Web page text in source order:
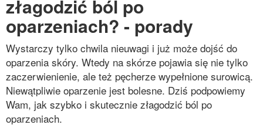
złagodzić ból po
oparzeniach? - porady
Wystarczy tylko chwila nieuwagi i już może dojść do
oparzenia skóry. Wtedy na skórze pojawia się nie tylko
zaczerwienienie, ale też pęcherze wypełnione surowicą.
Niewątpliwie oparzenie jest bolesne. Dziś podpowiemy
Wam, jak szybko i skutecznie złagodzić ból po
oparzeniach.